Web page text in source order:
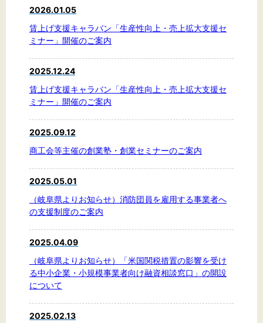
2026.01.05
賃上げ支援キャラバン「生産性向上・売上拡大支援セ
ミナー」開催のご案内
2025.12.24
賃上げ支援キャラバン「生産性向上・売上拡大支援セ
ミナー」開催のご案内
2025.09.12
商工会等主催の創業塾・創業セミナーのご案内
2025.05.01
（岐阜県よりお知らせ）消防団員を雇用する事業者へ
の支援制度のご案内
2025.04.09
（岐阜県よりお知らせ）「米国関税措置の影響を受け
る中小企業・小規模事業者向け融資相談窓口」の開設
について
2025.02.13